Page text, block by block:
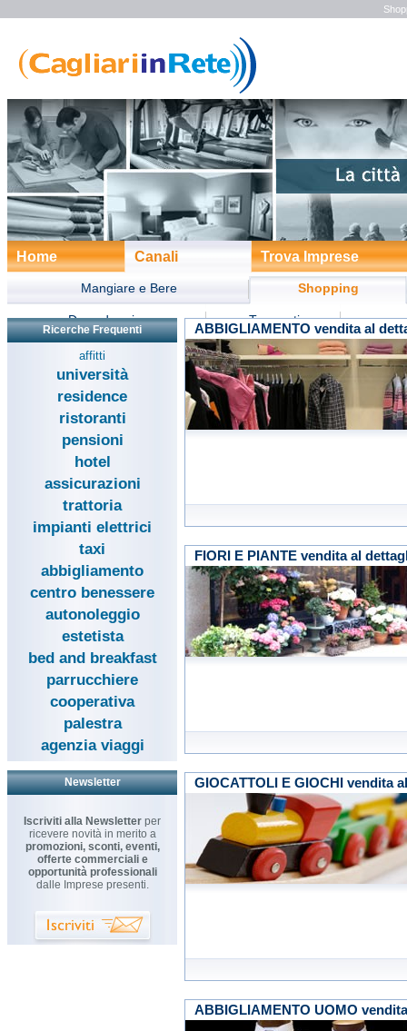
Home Canali Trova Imprese
Mangiare e Bere Shopping
Dove dormire Trasporti
Divertimento Turismo
Ricerche Frequenti
affitti
università
residence
ristoranti
pensioni
hotel
assicurazioni
trattoria
impianti elettrici
taxi
abbigliamento
centro benessere
autonoleggio
estetista
bed and breakfast
parrucchiere
cooperativa
palestra
agenzia viaggi
Newsletter
Iscriviti alla Newsletter per
ricevere novità in merito a
promozioni, sconti, eventi,
offerte commerciali e
opportunità professionali
dalle Imprese presenti.
ABBIGLIAMENTO vendita al
FIORI E PIANTE vendita al
GIOCATTOLI E GIOCHI vendita
ABBIGLIAMENTO UOMO